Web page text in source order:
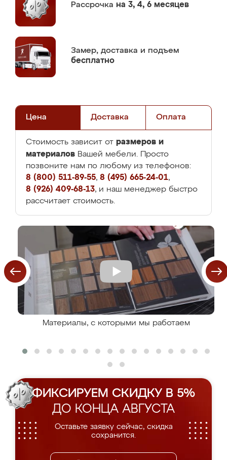
Рассрочка на 3, 4, 6 месяцев
Замер, доставка и подъем
бесплатно
Цена Доставка Оплата
Стоимость зависит от размеров и
материалов Вашей мебели. Просто
позвоните нам по любому из телефонов:
8 (800) 511-89-55, 8 (495) 665-24-01,
8 (926) 409-68-13, и наш менеджер быстро
рассчитает стоимость.
Материалы, с которыми мы работаем
ФИКСИРУЕМ СКИДКУ В 5%
ДО КОНЦА АВГУСТА
Оставьте заявку сейчас, скидка
сохранится.